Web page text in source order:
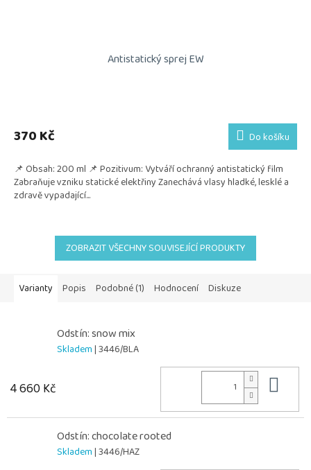
Antistatický sprej EW
370 Kč Do košíku
📌 Obsah: 200 ml 📌 Pozitivum: Vytváří ochranný antistatický film
Zabraňuje vzniku statické elektřiny Zanechává vlasy hladké, lesklé a
zdravě vypadající...
ZOBRAZIT VŠECHNY SOUVISEJÍCÍ PRODUKTY
Varianty Popis Podobné (1) Hodnocení Diskuze
Odstín: snow mix
Skladem| 3446/BLA
4 660 Kč
Odstín: chocolate rooted
Skladem| 3446/HAZ